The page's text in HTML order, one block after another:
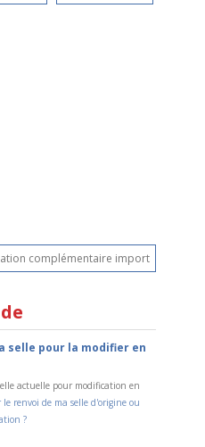
selle pour la modifier en
actuelle pour modification en
renvoi de ma selle d'origine ou
?